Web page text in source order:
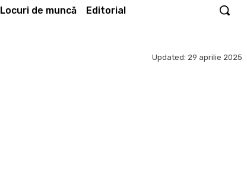
Locuri de muncă Editorial
Updated: 29 aprilie 2025